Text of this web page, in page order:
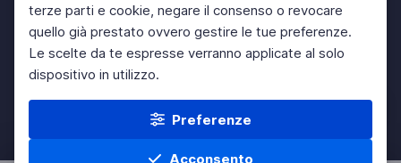
terze parti e cookie, negare il consenso o revocare
quello già prestato ovvero gestire le tue preferenze.
Le scelte da te espresse verranno applicate al solo
dispositivo in utilizzo.
Preferenze
Acconsento